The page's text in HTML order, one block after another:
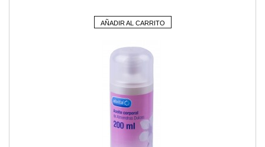
AÑADIR AL CARRITO